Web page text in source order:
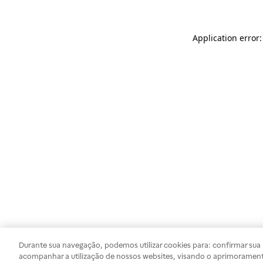
Application
Durante sua navegação, podemos utilizar cookies para: confirmar
acompanhar a utilização de nossos websites, visando o